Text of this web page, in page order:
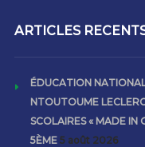
ARTICLES
ÉDUCATION
NTOUTOUME
SCOLAIRES « MADE IN
5ÈME 5 août 2026